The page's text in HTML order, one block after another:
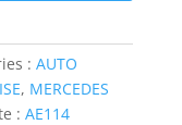
:AUTO
, MERCEDES
:AE114